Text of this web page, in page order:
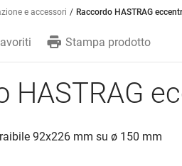
e accessori Raccordo HASTRAG
Stampa prodotto
HASTRAG
92x226 mm su ø 150 mm